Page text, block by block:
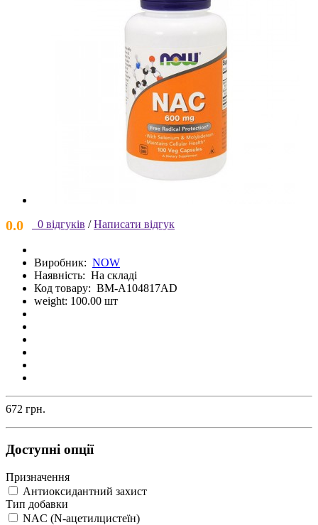
0.0 0 відгуків / Написати відгук
Виробник: NOW
Наявність: На складі
Код товару: BM-A104817AD
weight: 100.00 шт
672 грн.
Доступні опції
Призначення
Антиоксидантний захист
Тип добавки
NAC (N-ацетилцистеїн)